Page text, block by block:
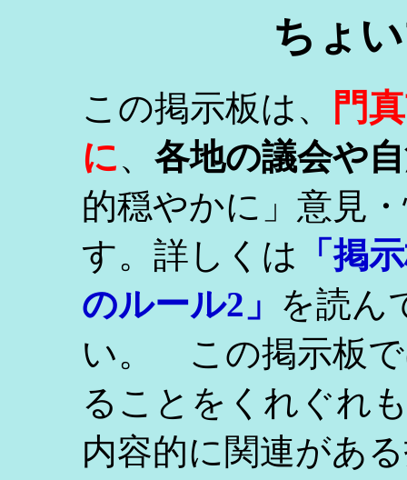
ちょ
この掲示板は、
門
に、 各地の議会や
的穏やかに」意見
す。詳しくは
「掲
のルール2」 を読ん
い。 この掲示板で
ることをくれぐれ
内容的に関連があ